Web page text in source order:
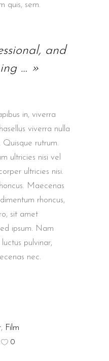
quis, sem.
and
… »
in, viverra
viverra nulla
Quisque rutrum.
ultricies nisi vel
ultricies nisi.
Maecenas
rhoncus,
sit amet
ipsum. Nam
pulvinar,
nec.
, Film
0